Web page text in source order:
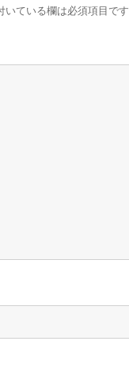
いている欄は必須項目です